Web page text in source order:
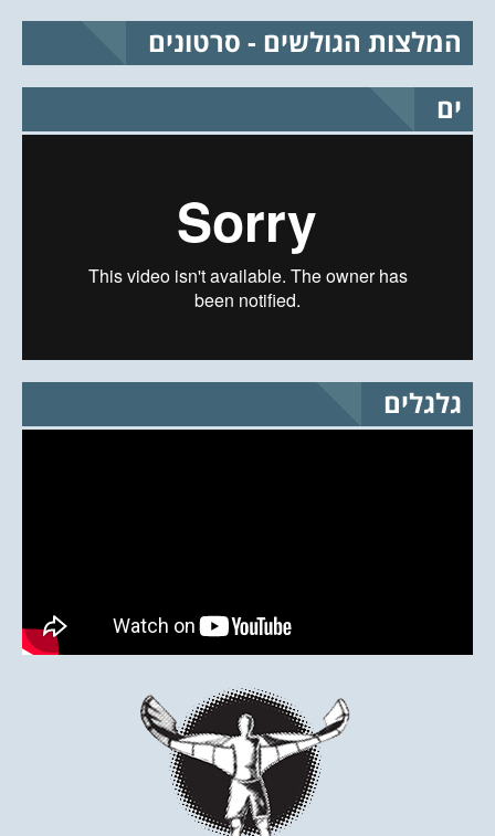
המלצות הגולשים - סרטונים
ים
גלגלים